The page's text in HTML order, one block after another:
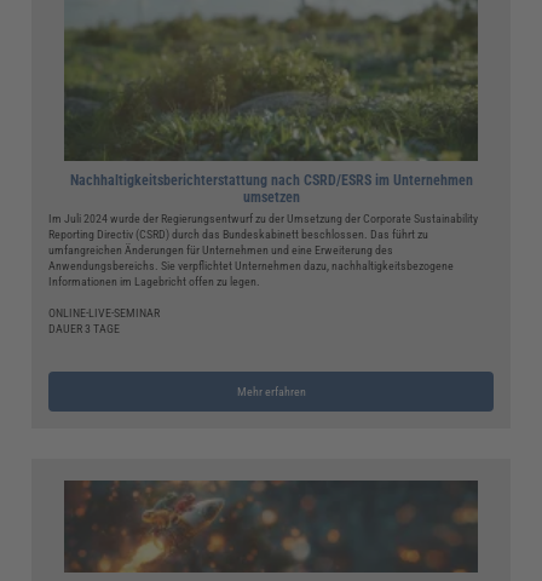
Nachhaltigkeitsberichterstattung nach CSRD/ESRS im Unternehmen
umsetzen
Im Juli 2024 wurde der Regierungsentwurf zu der Umsetzung der Corporate Sustainability
Reporting Directiv (CSRD) durch das Bundeskabinett beschlossen. Das führt zu
umfangreichen Änderungen für Unternehmen und eine Erweiterung des
Anwendungsbereichs. Sie verpflichtet Unternehmen dazu, nachhaltigkeitsbezogene
Informationen im Lagebricht offen zu legen.
ONLINE-LIVE-SEMINAR
DAUER 3 TAGE
Mehr erfahren